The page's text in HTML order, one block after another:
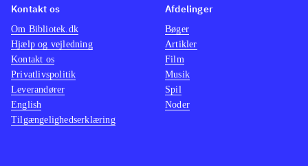
Kontakt os
Om Bibliotek.dk
Hjælp og vejledning
Kontakt os
Privatlivspolitik
Leverandører
English
Tilgængelighedserklæring
Afdelinger
Bøger
Artikler
Film
Musik
Spil
Noder